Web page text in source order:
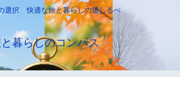
選択 快適な旅と暮らしの道しるべ
暮らしのコンパス